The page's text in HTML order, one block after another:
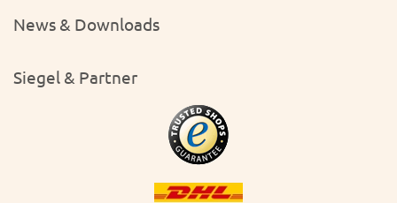
News & Downloads
Siegel & Partner